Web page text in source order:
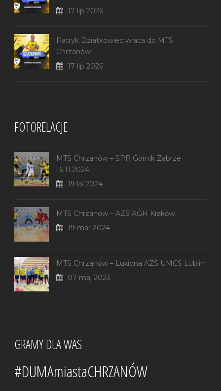
17 lip 2026
Patryk Dziatkowiec wraca do MTS
Chrzanów
17 lip 2026
FOTORELACJE
MTS Chrzanów – SPR Górnik Zabrze
16.11.2024
19 lis 2024
MTS Chrzanów – AZS AGH Kraków
19 mar 2024
MTS Chrzanów – Luxiona AZS UMCS Lublin
07 maj 2023
GRAMY DLA WAS
#DUMAmiastaCHRZANÓW